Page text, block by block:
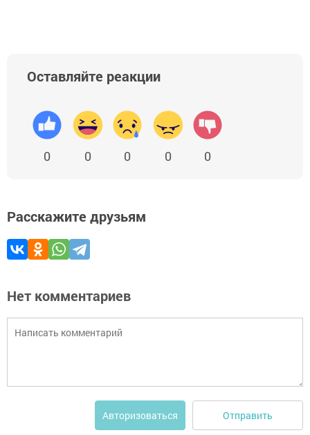
Оставляйте реакции
0 0 0 0 0
Расскажите друзьям
Нет комментариев
Авторизоваться Отправить